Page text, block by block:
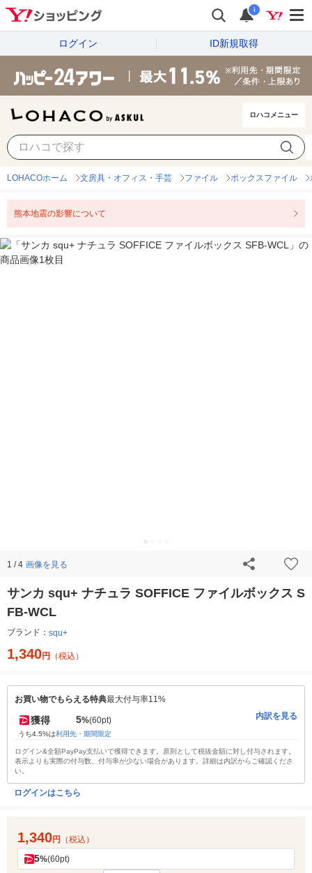
i
ログイン ID新規取得
ロハコメニュー
LOHACOホーム 文房具・オフィス・手芸 ファイル ボックスファイル
熊本地震の影響について
1 / 4 画像を見る
サンカ squ+ ナチュラ SOFFICE ファイルボックス S
FB-WCL
ブランド： squ+
1,340円 （税込）
お買い物でもらえる特典最大付与率11%
獲得 5%(60pt)
うち4.5%は利用先・期間限定
内訳を見る
ログイン&全額PayPay支払いで獲得できます。原則として税抜金額に対し付与されます。
表示よりも実際の付与数、付与率が少ない場合があります。詳細は内訳からご確認くださ
い。
ログインはこちら
1,340円 （税込）
5%(60pt)